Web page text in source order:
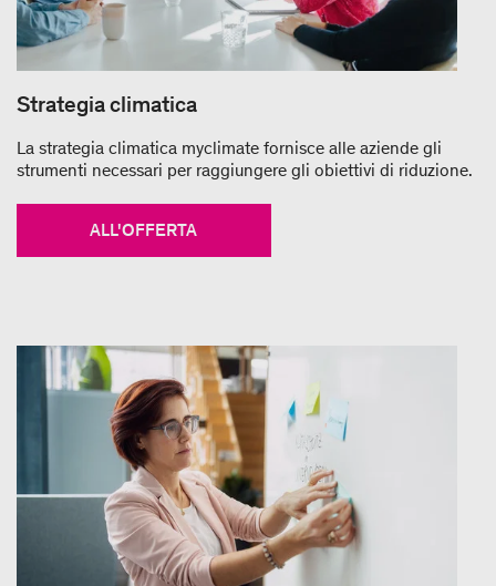
Strategia climatica
La strategia climatica myclimate fornisce alle aziende gli
strumenti necessari per raggiungere gli obiettivi di riduzione.
ALL'OFFERTA